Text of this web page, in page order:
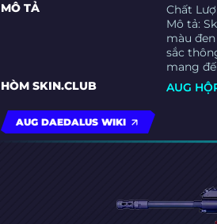
MÔ TẢ
Chất
Mô tả:
màu
sắc
mang
HÒM SKIN.CLUB
AUG
AUG DAEDALUS WIKI